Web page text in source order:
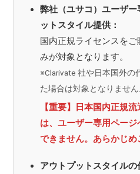
弊社（ユサコ）ユーザ
ットスタイル提供：
国内正規ライセンスを
みが対象となります。
※Clarivate 社や日本国外の
た場合は対象となりません
【重要】日本国内正規
は、ユーザー専用ペー
できません。あらかじめ
アウトプットスタイルの